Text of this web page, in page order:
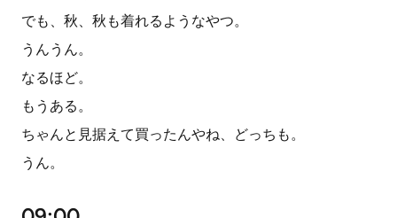
でも、秋、秋も着れるようなやつ。
うんうん。
なるほど。
もうある。
ちゃんと見据えて買ったんやね、どっちも。
うん。